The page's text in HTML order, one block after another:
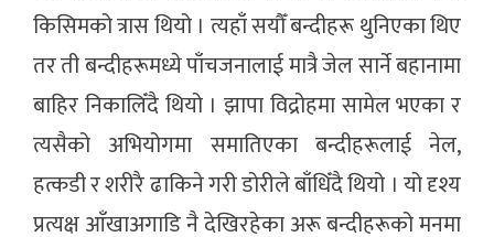
किसिमको त्रास थियो । त्यहाँ सयौँ बन्दीहरू थुनिएका थिए
तर ती बन्दीहरूमध्ये पाँचजनालाई मात्रै जेल सार्ने बहानामा
बाहिर निकालिँदै थियो । झापा विद्रोहमा सामेल भएका र
त्यसैको अभियोगमा समातिएका बन्दीहरूलाई नेल,
हत्कडी र शरीरै ढाकिने गरी डोरीले बाँधिँदै थियो । यो दृश्य
प्रत्यक्ष आँखाअगाडि नै देखिरहेका अरू बन्दीहरूको मनमा